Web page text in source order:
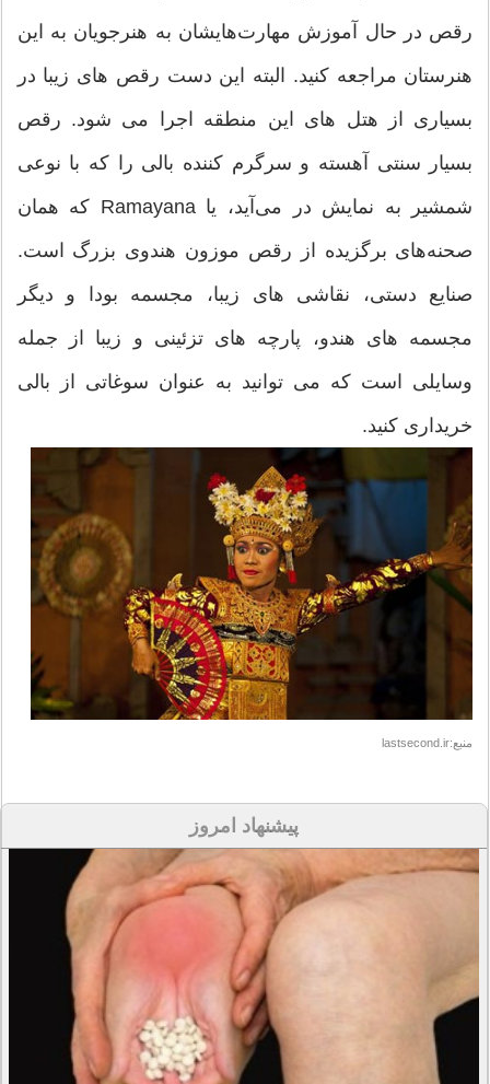
رقص در حال آموزش مهارت‌هایشان به هنرجویان به این
هنرستان مراجعه کنید. البته این دست رقص های زیبا در
بسیاری از هتل های این منطقه اجرا می شود. رقص
بسیار سنتی آهسته و سرگرم کننده بالی را که با نوعی
شمشیر به نمایش در می‌آید، یا Ramayana که همان
صحنه‌های برگزیده از رقص موزون هندوی بزرگ است.
صنایع دستی، نقاشی های زیبا، مجسمه بودا و دیگر
مجسمه های هندو، پارچه های تزئینی و زیبا از جمله
وسایلی است که می توانید به عنوان سوغاتی از بالی
خریداری کنید.
منبع:lastsecond.ir
پیشنهاد امروز